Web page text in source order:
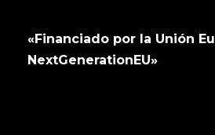
«Financiado por la Unión
NextGenerationEU»